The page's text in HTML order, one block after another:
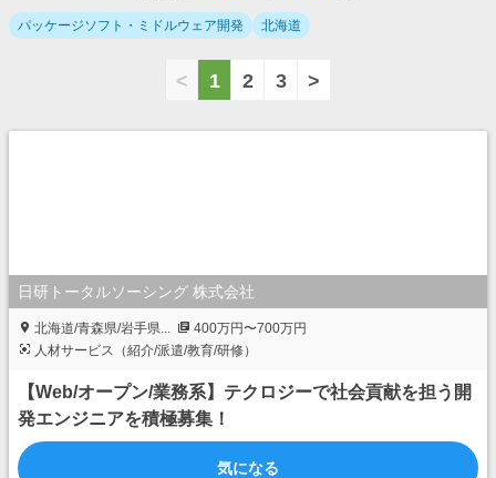
パッケージソフト・ミドルウェア開発 北海道
< 1 2 3 >
日研トータルソーシング 株式会社
北海道/青森県/岩手県...
400万円〜700万円
人材サービス（紹介/派遣/教育/研修）
【Web/オープン/業務系】テクロジーで社会貢献を担う開
発エンジニアを積極募集！
気になる